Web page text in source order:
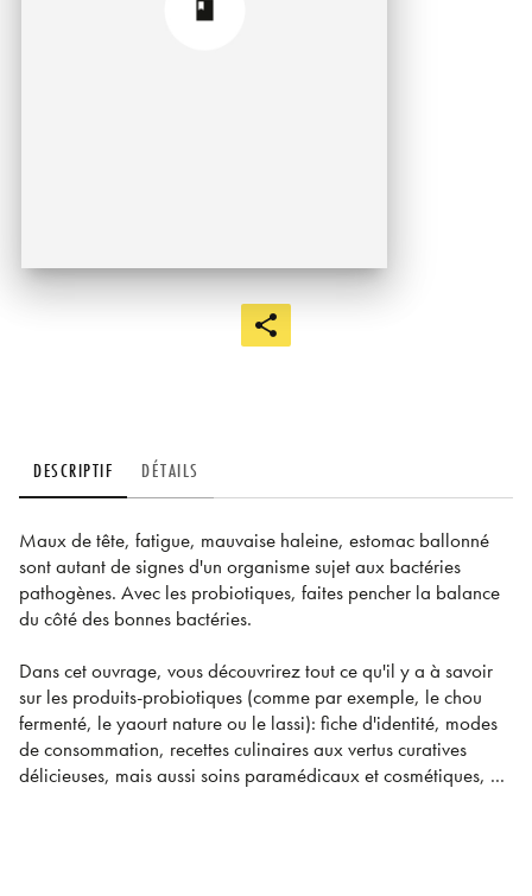
DESCRIPTIF DÉTAILS
Maux de tête, fatigue, mauvaise haleine, estomac ballonné
sont autant de signes d'un organisme sujet aux bactéries
pathogènes. Avec les probiotiques, faites pencher la balance
du côté des bonnes bactéries.
Dans cet ouvrage, vous découvrirez tout ce qu'il y a à savoir
sur les produits-probiotiques (comme par exemple, le chou
fermenté, le yaourt nature ou le lassi): fiche d'identité, modes
de consommation, recettes culinaires aux vertus curatives
délicieuses, mais aussi soins paramédicaux et cosmétiques, ...